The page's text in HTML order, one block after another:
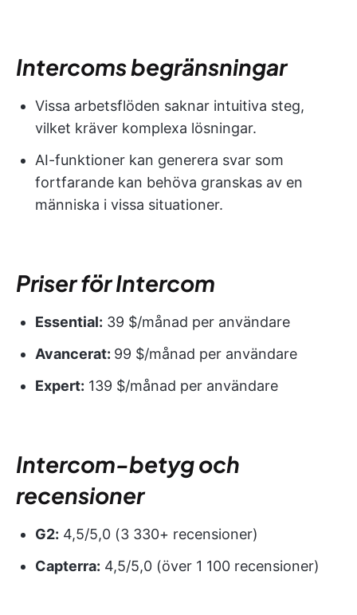
Intercoms begränsningar
Vissa arbetsflöden saknar intuitiva steg,
vilket kräver komplexa lösningar.
AI-funktioner kan generera svar som
fortfarande kan behöva granskas av en
människa i vissa situationer.
Priser för Intercom
Essential: 39 $/månad per användare
Avancerat: 99 $/månad per användare
Expert: 139 $/månad per användare
Intercom-betyg och
recensioner
G2: 4,5/5,0 (3 330+ recensioner)
Capterra: 4,5/5,0 (över 1 100 recensioner)